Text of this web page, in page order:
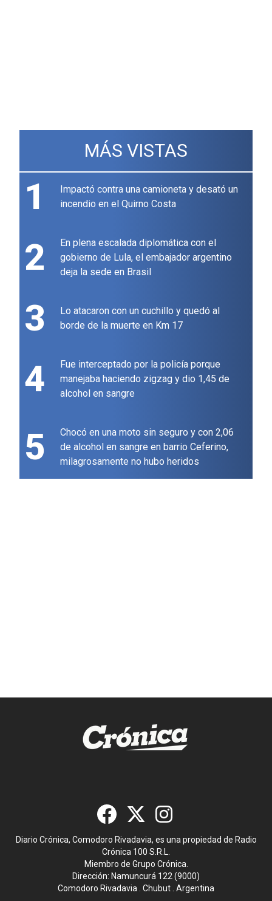
MÁS VISTAS
1
Impactó contra una camioneta y desató un
incendio en el Quirno Costa
2
En plena escalada diplomática con el
gobierno de Lula, el embajador argentino
deja la sede en Brasil
3
Lo atacaron con un cuchillo y quedó al
borde de la muerte en Km 17
4
Fue interceptado por la policía porque
manejaba haciendo zigzag y dio 1,45 de
alcohol en sangre
5
Chocó en una moto sin seguro y con 2,06
de alcohol en sangre en barrio Ceferino,
milagrosamente no hubo heridos
Diario Crónica, Comodoro Rivadavia, es una propiedad de Radio
Crónica 100 S.R.L.
Miembro de Grupo Crónica.
Dirección: Namuncurá 122 (9000)
Comodoro Rivadavia . Chubut . Argentina